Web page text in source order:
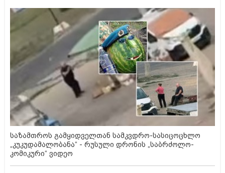
საზამთროს გამყიდველთან სამკვდრო-სასიცოცხლო
„კუკუდამალობანა“ - რუსული დრონის „საბრძოლო-
კომიკური“ ვიდეო